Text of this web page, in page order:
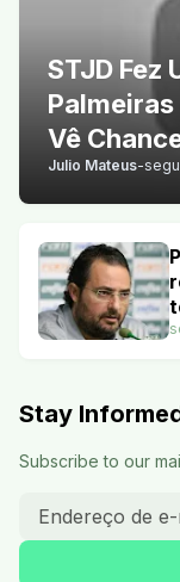
STJD Fez
Vê
Julio Mateus-
Stay
Subscribe to our